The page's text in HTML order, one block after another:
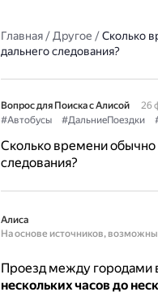
Главная/Другое /Сколько
дальнего следования?
Вопрос для Поиска с Алисой
26
#Автобусы
#ДальниеПоездки
Сколько времени обычно
следования?
Алиса
На основе источников,
Проезд между городами
нескольких часов до